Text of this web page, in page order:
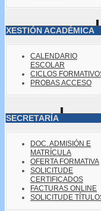
XESTIÓN ACADÉMICA
CALENDARIO
ESCOLAR
CICLOS
PROBAS ACCESO
SECRETARÍA
DOC. ADMISIÓN E
MATRÍCULA
OFERTA FORMATIVA
SOLICITUDE
CERTIFICADOS
FACTURAS ONLINE
SOLICITUDE